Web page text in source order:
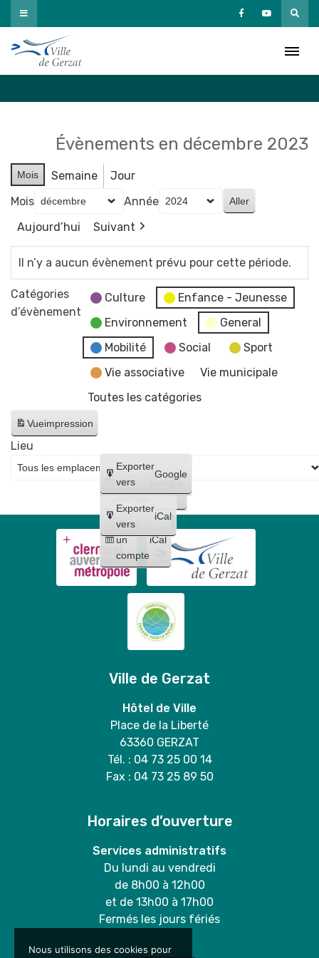
Passer
au
contenu
Évènements en décembre 2023
Mois Semaine
Jour
Mois
Année
Aujourd’hui
Suivant
Il n’y a aucun évènement prévu pour cette période.
Catégories
d’évènement
Culture
Enfance - Jeunesse
Environnement
General
Mobilité
Social
Sport
Vie associative
Vie municipale
Toutes les catégories
Vueimpression
Créer
un
compte
Google
Créer
un
compte
iCal
Exporter
vers
Google
Exporter
vers
iCal
Lieu
Ville de Gerzat
Hôtel de Ville
Place de la Liberté
63360 GERZAT
Tél. : 04 73 25 00 14
Fax : 04 73 25 89 50
Horaires d’ouverture
Services administratifs
Du lundi au vendredi
de 8h00 à 12h00
et de 13h00 à 17h00
Fermés les jours fériés
Nous utilisons des cookies pour